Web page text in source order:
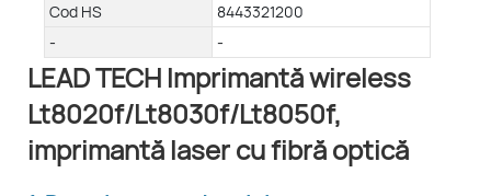
Cod HS
8443321200
-
-
LEAD TECH Imprimantă wireless
Lt8020f/Lt8030f/Lt8050f,
imprimantă laser cu fibră optică